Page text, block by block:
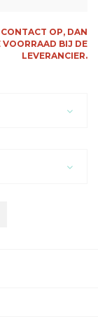
OP, DAN
VOORRAAD BIJ DE
LEVERANCIER.